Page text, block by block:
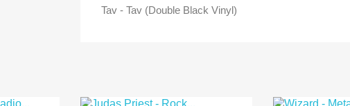
Tav - Tav (Double Black Vinyl)